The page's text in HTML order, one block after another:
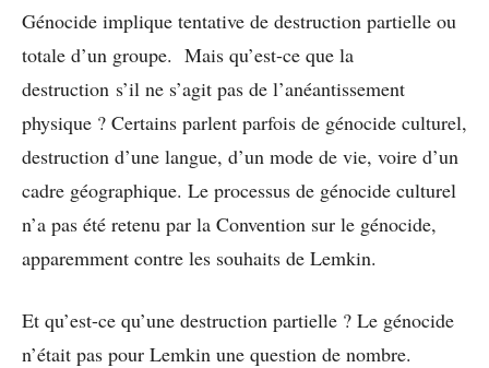
Génocide implique tentative de destruction partielle ou
totale d’un groupe. Mais qu’est-ce que la
destruction s’il ne s’agit pas de l’anéantissement
physique ? Certains parlent parfois de génocide culturel,
destruction d’une langue, d’un mode de vie, voire d’un
cadre géographique. Le processus de génocide culturel
n’a pas été retenu par la Convention sur le génocide,
apparemment contre les souhaits de Lemkin.
Et qu’est-ce qu’une destruction partielle ? Le génocide
n’était pas pour Lemkin une question de nombre.